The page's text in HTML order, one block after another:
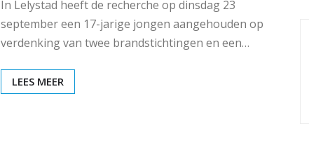
In Lelystad heeft de recherche op dinsdag 23
september een 17-jarige jongen aangehouden op
verdenking van twee brandstichtingen en een…
LEES MEER